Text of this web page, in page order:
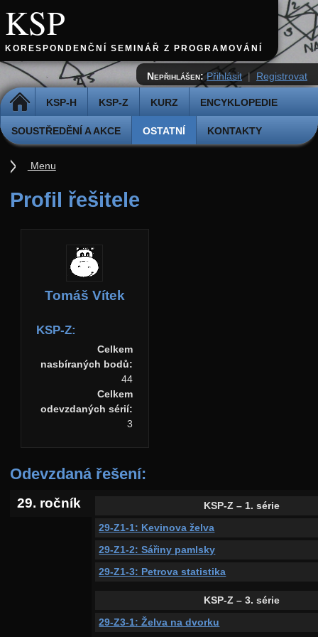
KSP
KORESPONDENČNÍ SEMINÁŘ Z PROGRAMOVÁNÍ
DOMŮ KSP-H KSP-Z KURZ ENCYKLOPEDIE
SOUSTŘEDĚNÍ A AKCE OSTATNÍ KONTAKTY
Nepřihlášen: Přihlásit | Registrovat
Profil řešitele
Tomáš Vítek
KSP-Z:
Celkem
nasbíraných bodů:
44
Celkem
odevzdaných sérií:
3
Odevzdaná řešení:
29. ročník
KSP-Z – 1. série
29-Z1-1: Kevinova želva
29-Z1-2: Sářiny pamlsky
29-Z1-3: Petrova statistika
KSP-Z – 3. série
29-Z3-1: Želva na dvorku
Menu